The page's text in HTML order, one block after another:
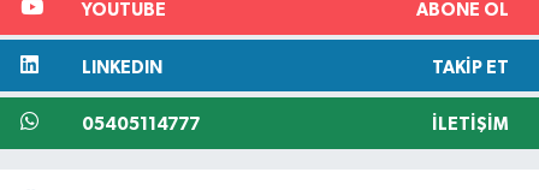
YOUTUBE ABONE OL
LINKEDIN TAKIP ET
05405114777 İLETIŞIM